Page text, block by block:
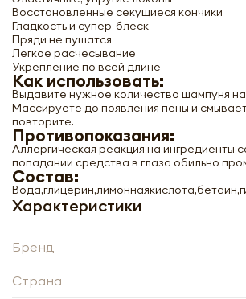
Восстановленные секущиеся кончики
Гладкость и супер-блеск
Пряди не пушатся
Легкое расчесывание
Укрепление по всей длине
Как использовать:
Выдавите нужное количество шампуня
Массируете до появления пены и
повторите.
Противопоказания:
Аллергическая реакция на ингредиенты
попадании средства в глаза обильно
Состав:
Характеристики
Бренд
Страна